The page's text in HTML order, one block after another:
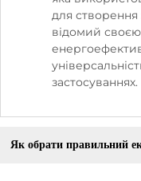
для створення
відомий
застосуваннях.
Як обрати правильний